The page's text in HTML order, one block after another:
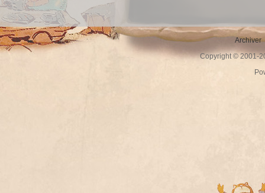
Archiver
Copyright © 2001-